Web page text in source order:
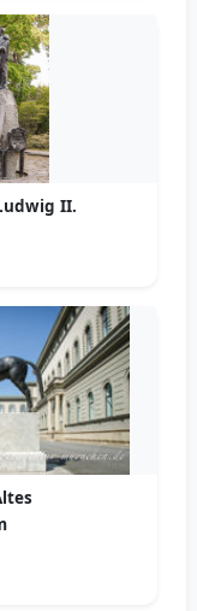
II.